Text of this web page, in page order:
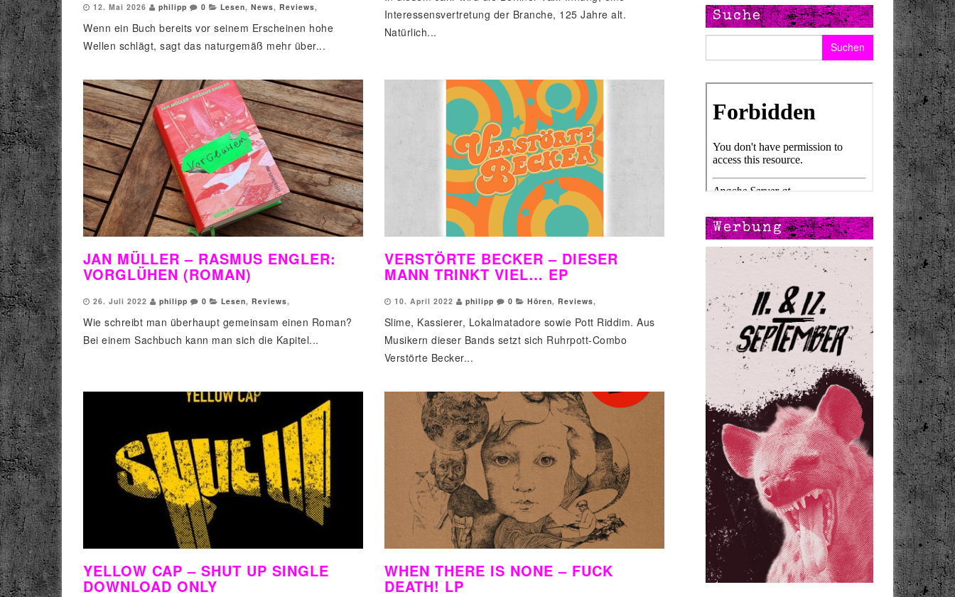
12. Mai 2026 philipp 0 Lesen, News, Reviews,
Wenn ein Buch bereits vor seinem Erscheinen hohe
Wellen schlägt, sagt das naturgemäß mehr über...
Interessensvertretung der Branche, 125 Jahre alt.
Natürlich...
JAN MÜLLER – RASMUS ENGLER:
VORGLÜHEN (ROMAN)
26. Juli 2022 philipp 0 Lesen, Reviews,
Wie schreibt man überhaupt gemeinsam einen Roman?
Bei einem Sachbuch kann man sich die Kapitel...
VERSTÖRTE BECKER – DIESER
MANN TRINKT VIEL… EP
10. April 2022 philipp 0 Hören, Reviews,
Slime, Kassierer, Lokalmatadore sowie Pott Riddim. Aus
Musikern dieser Bands setzt sich Ruhrpott-Combo
Verstörte Becker...
YELLOW CAP – SHUT UP SINGLE
DOWNLOAD ONLY
WHEN THERE IS NONE – FUCK
DEATH! LP
Suche
Werbung